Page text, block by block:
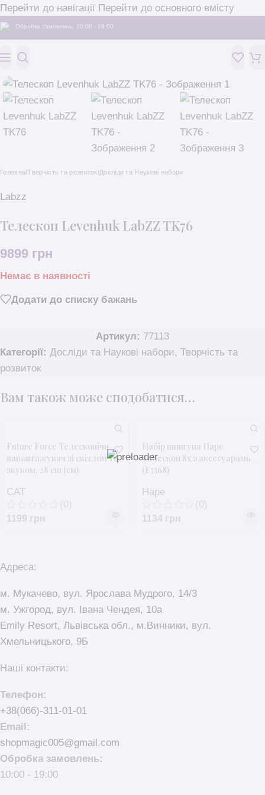
Перейти до навігації Перейти до основного вмісту
Обробка замовлень: 10:00 - 19:00
Головна/Творчість та розвиток/Досліди та Наукові набори
Labzz
Телескоп Levenhuk LabZZ TK76
9899 грн
Немає в наявності
Додати до списку бажань
Артикул: 77113
Категорії: Досліди та Наукові набори, Творчість та
розвиток
Вам також може сподобатися…
Future Force Телескопічний
навантажувач зі світлом та
звуком, 28 cm (см)
CAT
(0)
1199 грн
Набір шпигуна Hape
Телескоп 8х з аксесуарами
(E5568)
Hape
(0)
1134 грн
Адреса:
м. Мукачево, вул. Ярослава Мудрого, 14/3
м. Ужгород, вул. Івана Чендея, 10а
Emily Resort, Львівська обл., м.Винники, вул.
Хмельницького, 9Б
Наші контакти:
Телефон:
+38(066)-311-01-01
Email:
shopmagic005@gmail.com
Обробка замовлень:
10:00 - 19:00